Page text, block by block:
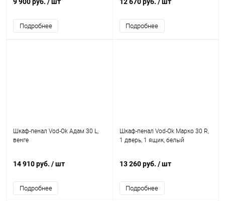
Подробнее Подробнее
Шкаф-пенал Vod-Ok Адам 30 L,
венге
14 910 руб. / шт
Подробнее
Шкаф-пенал Vod-Ok Марко 30 R,
1 дверь, 1 ящик, белый
13 260 руб. / шт
Подробнее